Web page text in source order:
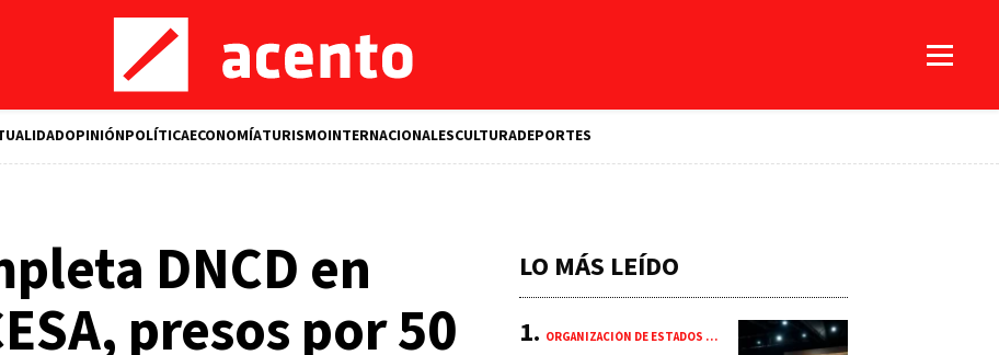
OPINIÓNPOLÍTICAECONOMÍATURISMOINTERNACIONALESCULTURADEPORTES
DNCD en
presos por 50
LO MÁS LEÍDO
ORGANIZACIÓN DE ESTADOS AMERICANOS (OEA)